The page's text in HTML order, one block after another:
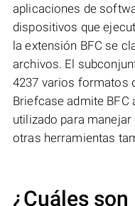
aplicaciones de
dispositivos que
la extensión BFC se
archivos. El
4237 varios formatos
Briefcase admite
utilizado para
otras herramientas
¿Cuáles